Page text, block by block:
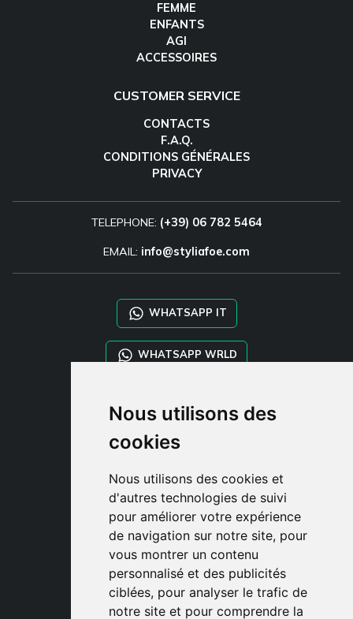
Nous utilisons des
cookies
Nous utilisons des cookies et
d'autres technologies de suivi
pour améliorer votre expérience
de navigation sur notre site, pour
vous montrer un contenu
personnalisé et des publicités
ciblées, pour analyser le trafic de
notre site et pour comprendre la
FEMME
ENFANTS
AGI
ACCESSOIRES
CUSTOMER SERVICE
CONTACTS
F.A.Q.
CONDITIONS GÉNÉRALES
PRIVACY
TELEPHONE: (+39) 06 782 5464
EMAIL: info@styliafoe.com
WHATSAPP IT
WHATSAPP WRLD
STYLIA SERVICES
SHOP B2B
TAYLOR MADE ORDERS
CLIENT
ENREGISTRE-TOI
ACCÈS
PANIER